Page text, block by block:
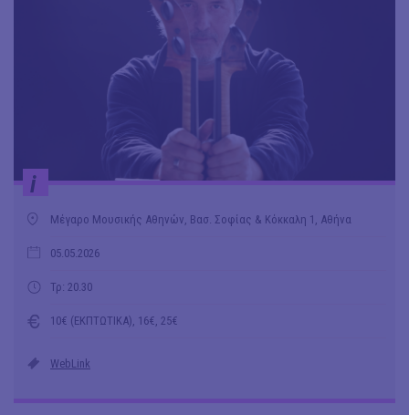
i
Μέγαρο Μουσικής Αθηνών, Βασ. Σοφίας & Κόκκαλη 1, Αθήνα
05.05.2026
Τρ: 20.30
10€ (ΕΚΠΤΩΤΙΚΑ), 16€, 25€
WebLink